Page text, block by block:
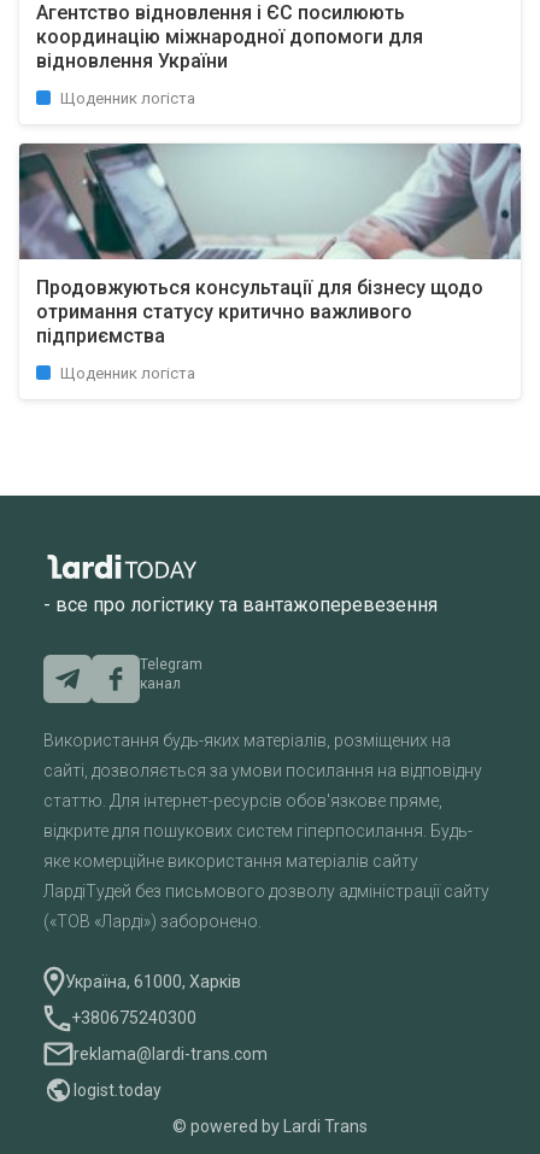
Агентство відновлення і ЄС посилюють
координацію міжнародної допомоги для
відновлення України
Щоденник логіста
Продовжуються консультації для бізнесу щодо
отримання статусу критично важливого
підприємства
Щоденник логіста
- все про логістику та вантажоперевезення
Telegram
канал
Використання будь-яких матеріалів, розміщених на
сайті, дозволяється за умови посилання на відповідну
статтю. Для інтернет-ресурсів обов'язкове пряме,
відкрите для пошукових систем гіперпосилання. Будь-
яке комерційне використання матеріалів сайту
ЛардіТудей без письмового дозволу адміністрації сайту
(«ТОВ «Ларді») заборонено.
Україна, 61000, Харків
+380675240300
reklama@lardi-trans.com
logist.today
© powered by Lardi Trans